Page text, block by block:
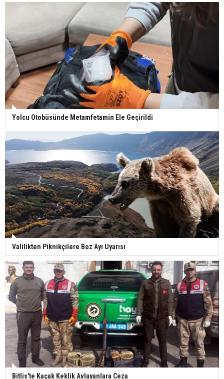
Yolcu Otobüsünde Metamfetamin Ele Geçirildi
Valilikten Piknikçilere Boz Ayı Uyarısı
Bitlis'te Kaçak Keklik Avlayanlara Ceza